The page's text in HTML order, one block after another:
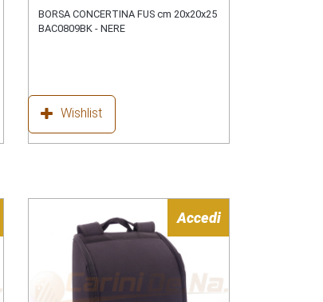
BORSA CONCERTINA FUS cm 20x20x25
BAC0809BK - NERE
Wishlist
Accedi